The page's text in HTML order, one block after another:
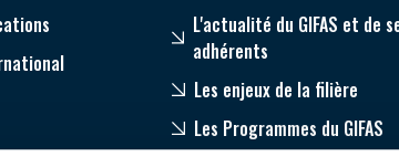
L'actualité du GIFAS et de
adhérents
Les enjeux de la filière
Les Programmes du GIFAS